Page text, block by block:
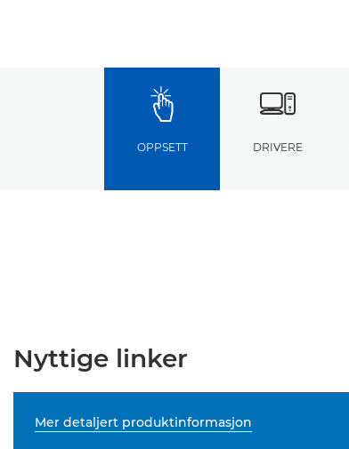
OPPSETT DRIVERE
Nyttige linker
Mer detaljert produktinformasjon